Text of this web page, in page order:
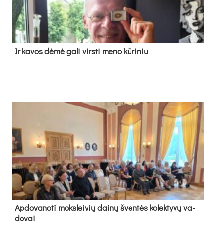
Ir ka­vos dė­mė ga­li virs­ti me­no kū­ri­niu
Ap­do­va­no­ti moks­lei­vių dai­nų šven­tės ko­lek­ty­vų va­
do­vai